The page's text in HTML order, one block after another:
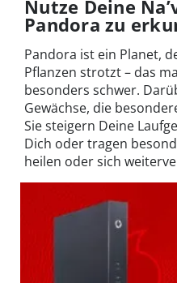
Nutze Deine
Pandora zu
Pandora ist ein Planet,
Pflanzen strotzt – das
besonders schwer.
Gewächse, die
Sie steigern Deine
Dich oder tragen
heilen oder sich